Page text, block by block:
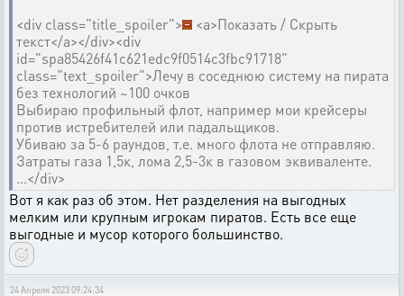
<div class="title_spoiler">
<a>Показать / Скрыть
текст</a></div><div
id="spa85426f41c621edc9f0514c3fbc91718"
class="text_spoiler">Лечу в соседнюю систему на пирата
без технологий ~100 очков
Выбираю профильный флот, например мои крейсеры
против истребителей или падальщиков.
Убиваю за 5-6 раундов, т.е. много флота не отправляю.
Затраты газа 1,5к, лома 2,5-3к в газовом эквиваленте.
...</div>
Вот я как раз об этом. Нет разделения на выгодных
мелким или крупным игрокам пиратов. Есть все еще
выгодные и мусор которого большинство.
24 Апреля 2023 09:24:34